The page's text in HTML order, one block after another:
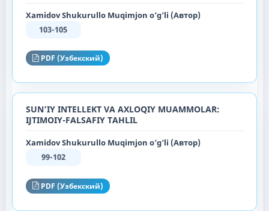
Xamidov Shukurullo Muqimjon o‘g‘li (Автор)
103-105
PDF (Узбекский)
SUN’IY INTELLEKT VA AXLOQIY MUAMMOLAR:
IJTIMOIY-FALSAFIY TAHLIL
Xamidov Shukurullo Muqimjon o‘g‘li (Автор)
99-102
PDF (Узбекский)